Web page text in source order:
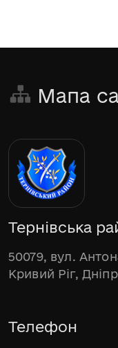
Мапа
Тернівська
50079, вул.
Кривий Ріг,
Телефон